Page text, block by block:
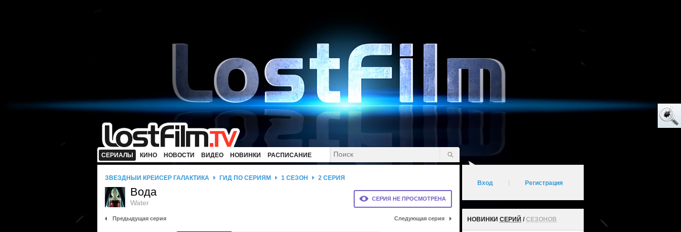
СЕРИАЛЫ КИНО НОВОСТИ ВИДЕО НОВИНКИ РАСПИСАНИЕ
СЕРИЯ НЕ ПРОСМОТРЕНА
ЗВЕЗДНЫЙ КРЕЙСЕР ГАЛАКТИКА ГИД ПО СЕРИЯМ 1 СЕЗОН 2 СЕРИЯ
Вода
Water
Предыдущая серия Следующая серия
Вход Регистрация
НОВИНКИ СЕРИЙ /СЕЗОНОВ